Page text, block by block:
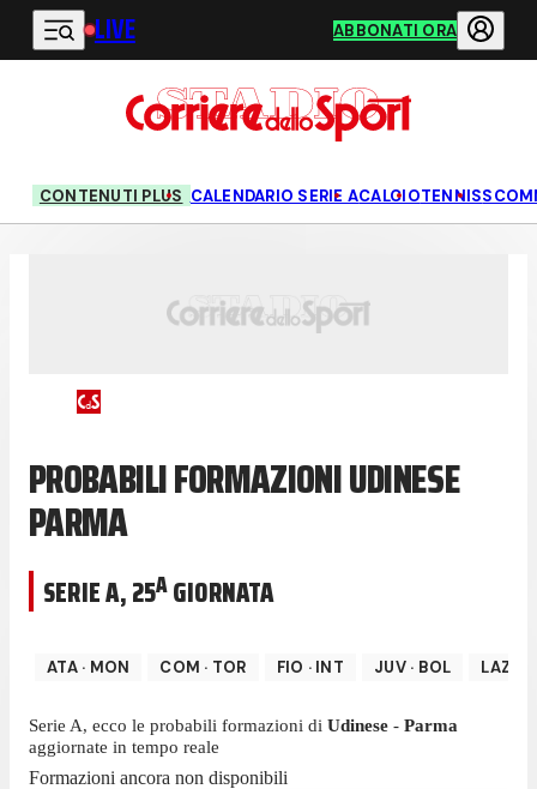
Vai al contenuto principale
LIVE ABBONATI ORA
CONTENUTI PLUS CALENDARIO SERIE ACALCIOTENNIS
PROBABILI FORMAZIONI UDINESE
PARMA
SERIE A,25AGIORNATA
ATA· MON COM · TOR FIO · INT JUV· BOL LAZ
Serie A, ecco le probabili formazioni di Udinese - Parma
aggiornate in tempo reale
Formazioni ancora non disponibili